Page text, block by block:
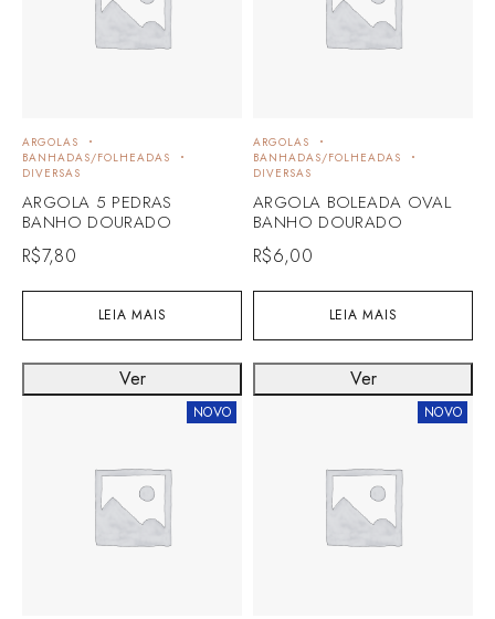
LEIA MAIS
ARGOLAS
BANHADAS/FOLHEADAS
DIVERSAS
ARGOLA 5 PEDRAS
BANHO DOURADO
R$7,80
LEIA MAIS
ARGOLAS
BANHADAS/FOLHEADAS
DIVERSAS
ARGOLA BOLEADA OVAL
BANHO DOURADO
R$6,00
NOVO
Ver
NOVO
Ver